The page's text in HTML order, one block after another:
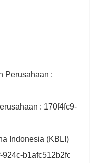
Perusahaan :
: 170f4fc9-
Indonesia (KBLI)
924c-b1afc512b2fc